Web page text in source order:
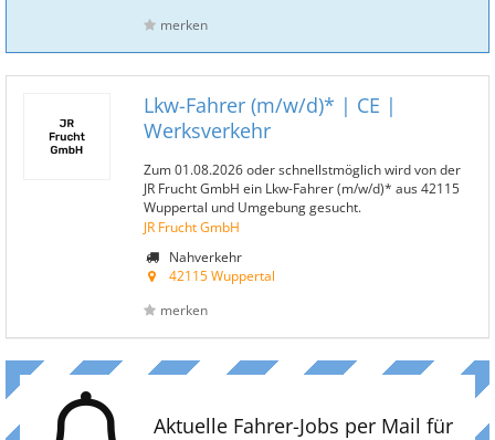
merken
Lkw-Fahrer (m/w/d)* | CE |
Werksverkehr
Zum 01.08.2026 oder schnellstmöglich wird von der
JR Frucht GmbH ein Lkw-Fahrer (m/w/d)* aus 42115
Wuppertal und Umgebung gesucht.
JR Frucht GmbH
Nahverkehr
42115 Wuppertal
merken
Aktuelle Fahrer-Jobs per Mail für